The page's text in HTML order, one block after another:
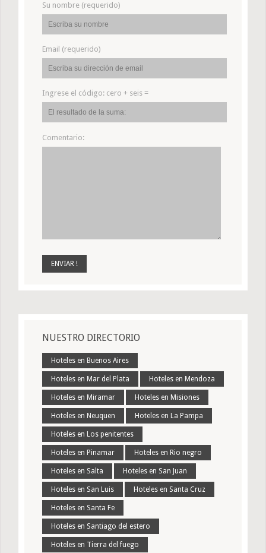
Su nombre (requerido)
Email (requerido)
Ingrese el código: cero + seis =
Comentario:
NUESTRO DIRECTORIO
Hoteles en Buenos Aires
Hoteles en Mar del Plata Hoteles en Mendoza
Hoteles en Miramar Hoteles en Misiones
Hoteles en Neuquen Hoteles en La Pampa
Hoteles en Los penitentes
Hoteles en Pinamar Hoteles en Rio negro
Hoteles en Salta Hoteles en San Juan
Hoteles en San Luis Hoteles en Santa Cruz
Hoteles en Santa Fe
Hoteles en Santiago del estero
Hoteles en Tierra del fuego